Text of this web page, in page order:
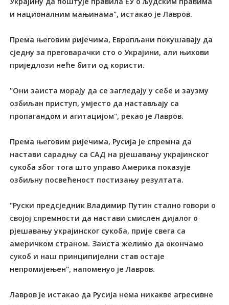
и националним мањинама", истакао је Лавров.
Према његовим ријечима, Европљани покушавају да
сједну за преговарачки сто о Украјини, али њихови
приједлози неће бити од користи.
"Они заиста морају да се загледају у себе и заузму
озбиљан приступ, умјесто да настављају са
пропагандом и агитацијом", рекао је Лавров.
Према његовим ријечима, Русија је спремна да
настави сарадњу са САД на рјешавању украјинског
сукоба због тога што управо Америка показује
озбиљну посвећеност постизању резултата.
"Руски предсједник Владимир Путин стално говори о
својој спремности да настави смислен дијалог о
рјешавању украјинског сукоба, прије свега са
америчком страном. Заиста желимо да окончамо
сукоб и наш принципијелни став остаје
непромијењен", напоменуо је Лавров.
Лавров је истакао да Русија нема никакве агресивне